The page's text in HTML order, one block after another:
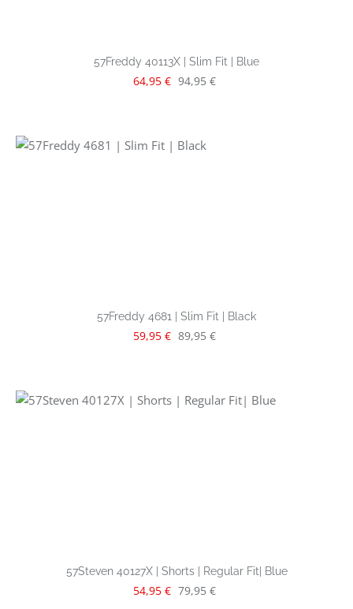
57Freddy 40113X | Slim Fit | Blue
Verkaufspreis:
64,95 € Regulärer Preis:
94,95 €
57Freddy 4681 | Slim Fit | Black
Verkaufspreis:
59,95 € Regulärer Preis:
89,95 €
57Steven 40127X | Shorts | Regular Fit| Blue
Verkaufspreis:
54,95 € Regulärer Preis:
79,95 €